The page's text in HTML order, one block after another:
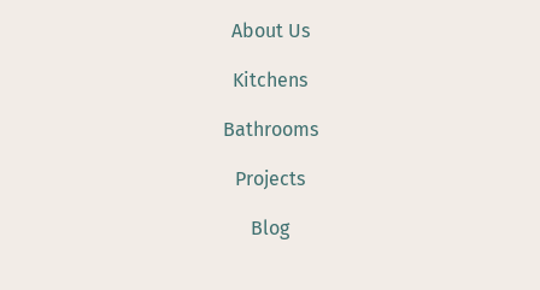
About Us
Kitchens
Bathrooms
Projects
Blog